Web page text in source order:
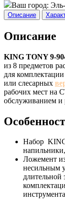
Ваш город:
Описание
Описание
KING TONY 9-
из 8 предметов
для
или слесарных
рабочих мест на
обслуживанием и
Набор
Ложемент
несильным
длительной